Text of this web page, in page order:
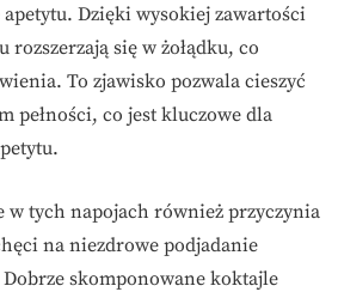
Dzięki wysokiej zawartości
rozszerzają się w żołądku, co
To zjawisko pozwala cieszyć
pełności, co jest kluczowe dla
w tych napojach również przyczynia
na niezdrowe podjadanie
skomponowane koktajle